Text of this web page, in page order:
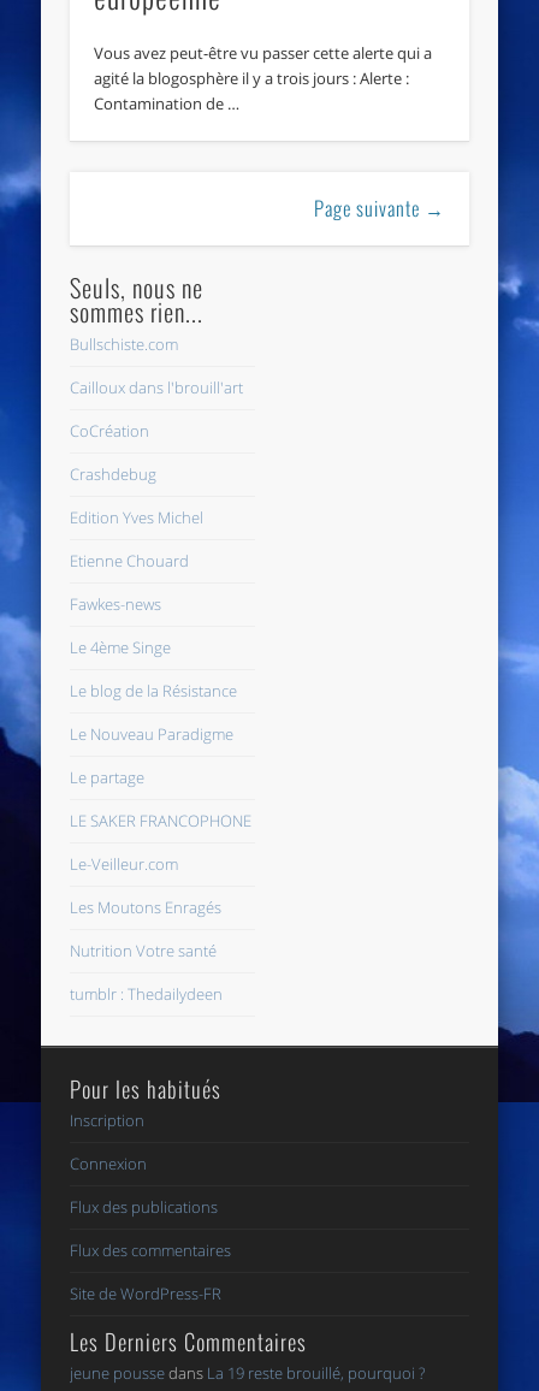
Vous avez peut-être vu passer cette alerte qui a
agité la blogosphère il y a trois jours : Alerte :
Contamination de …
Page suivante →
Seuls, nous ne
sommes rien...
Bullschiste.com
Cailloux dans l'brouill'art
CoCréation
Crashdebug
Edition Yves Michel
Etienne Chouard
Fawkes-news
Le 4ème Singe
Le blog de la Résistance
Le Nouveau Paradigme
Le partage
LE SAKER FRANCOPHONE
Le-Veilleur.com
Les Moutons Enragés
Nutrition Votre santé
tumblr : Thedailydeen
Pour les habitués
Inscription
Connexion
Flux des publications
Flux des commentaires
Site de WordPress-FR
Les Derniers Commentaires
jeune poussedans La 19 reste brouillé, pourquoi ?